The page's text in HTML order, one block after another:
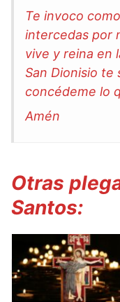
Te invoco
intercedas por
vive y reina en
San Dionisio te
concédeme lo
Amén
Otras
Santos: